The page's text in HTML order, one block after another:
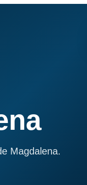
Magdalena.